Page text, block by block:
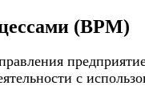
(BPM)
с